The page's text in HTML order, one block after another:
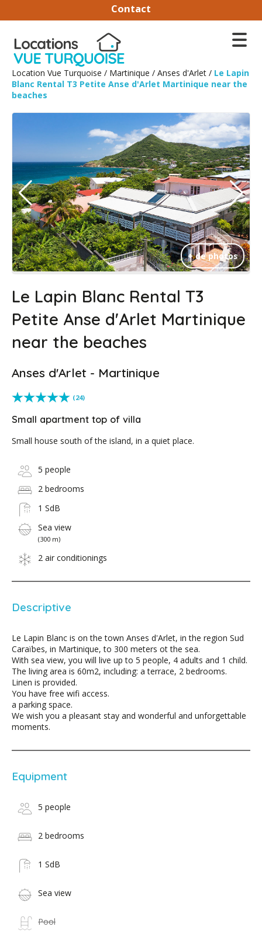
Contact
Location Vue Turquoise / Martinique / Anses d'Arlet / Le Lapin
Blanc Rental T3 Petite Anse d'Arlet Martinique near the
beaches
+ de photos
Le Lapin Blanc Rental T3
Petite Anse d'Arlet Martinique
near the beaches
Anses d'Arlet - Martinique
(24)
Small apartment top of villa
Small house south of the island, in a quiet place.
5 people
2 bedrooms
1 SdB
Sea view
(300 m)
2 air conditionings
Descriptive
Le Lapin Blanc is on the town Anses d'Arlet, in the region Sud
Caraïbes, in Martinique, to 300 meters ot the sea.
With sea view, you will live up to 5 people, 4 adults and 1 child.
The living area is 60m2, including: a terrace, 2 bedrooms.
Linen is provided.
You have free wifi access.
a parking space.
We wish you a pleasant stay and wonderful and unforgettable
moments.
Equipment
5 people
2 bedrooms
1 SdB
Sea view
Pool